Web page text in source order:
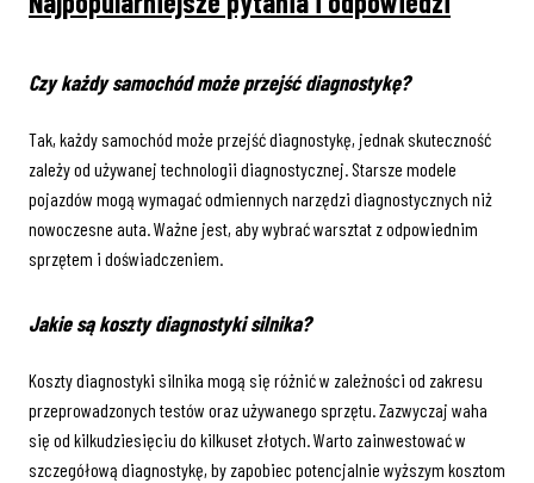
Czy każdy samochód może przejść diagnostykę?
Tak, każdy samochód może przejść diagnostykę, jednak skuteczność
zależy od używanej technologii diagnostycznej. Starsze modele
pojazdów mogą wymagać odmiennych narzędzi diagnostycznych niż
nowoczesne auta. Ważne jest, aby wybrać warsztat z odpowiednim
sprzętem i doświadczeniem.
Jakie są koszty diagnostyki silnika?
Koszty diagnostyki silnika mogą się różnić w zależności od zakresu
przeprowadzonych testów oraz używanego sprzętu. Zazwyczaj waha
się od kilkudziesięciu do kilkuset złotych. Warto zainwestować w
szczegółową diagnostykę, by zapobiec potencjalnie wyższym kosztom